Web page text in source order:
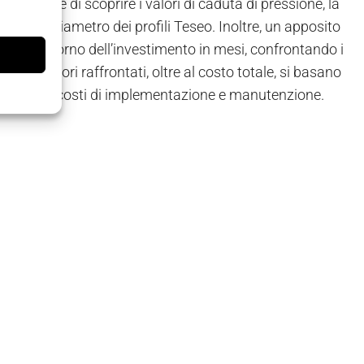
consente di scoprire i valori di caduta di pressione, la
e il diametro dei profili Teseo. Inoltre, un apposito
del ritorno dell’investimento in mesi, confrontando i
I valori raffrontati, oltre al costo totale, si basano
ai costi di implementazione e manutenzione.